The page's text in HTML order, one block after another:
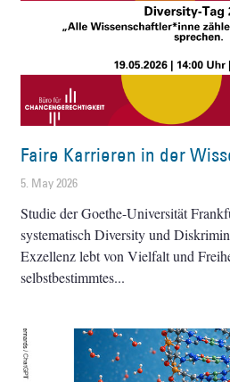
Faire Karrieren in der
5. May 2026
Studie der Goethe-Universität
systematisch Diversity und
Exzellenz lebt von Vielfalt und
selbstbestimmtes